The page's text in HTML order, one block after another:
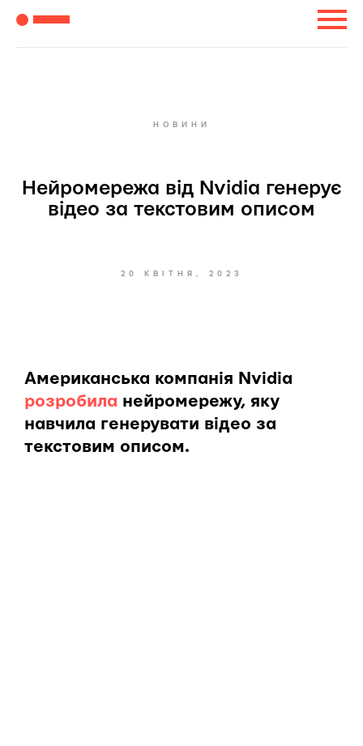
НОВИНИ
Нейромережа від Nvidia генерує
відео за текстовим описом
20 КВІТНЯ, 2023
Американська компанія Nvidia
розробила нейромережу, яку
навчила генерувати відео за
текстовим описом.